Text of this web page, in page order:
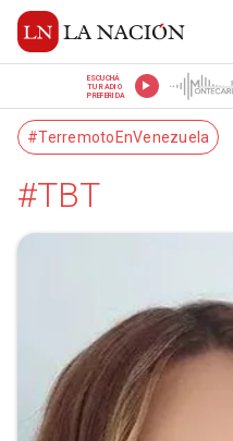
ESCUCHÁ
TU RADIO
PREFERIDA
#TerremotoEnVenezuela
#TBT